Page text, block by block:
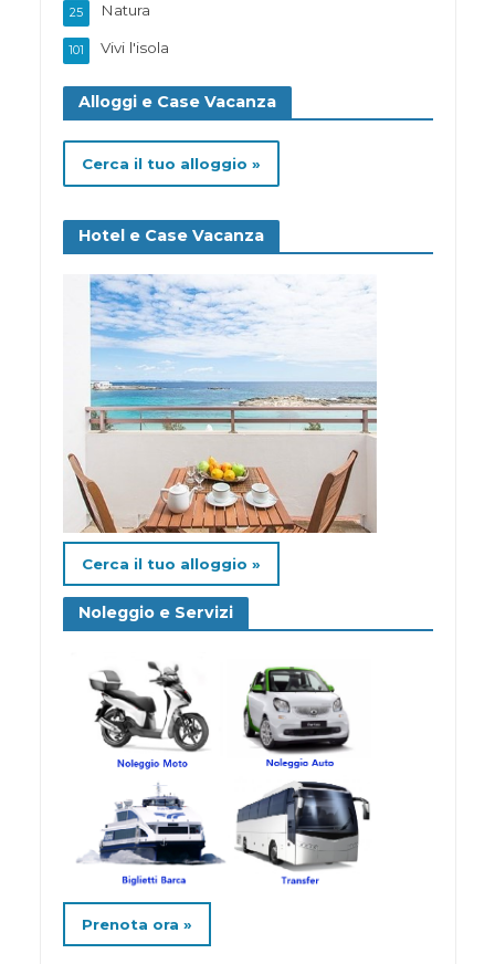
Natura
25
Vivi l'isola
101
Alloggi e Case Vacanza
Cerca il tuo alloggio »
Hotel e Case Vacanza
Cerca il tuo alloggio »
Noleggio e Servizi
Prenota ora »